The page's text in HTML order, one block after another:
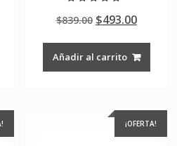
5.00
de 5
$839.00 Original
was:
$839.00.
$493.00
Añadir al carrito
¡OFERTA!